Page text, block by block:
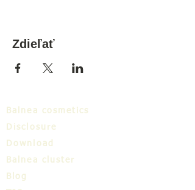
Zdieľať
Balnea cosmetics
Disclosure
Download
Balnea cluster
Blog